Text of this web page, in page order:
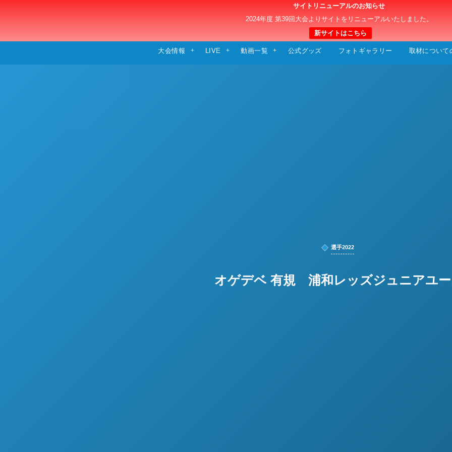
サイトリニューアルのお知らせ
2024年度 第39回大会よりサイトをリニューアルいたしました。
新サイトはこちら
日本クラブユースサッカー選手権（U-15）大
大会情報 LIVE 動画一覧 公式グッズ フォトギャラリー 取材について
選手2022
オゲデベ 有規 浦和レッズジュニアユ